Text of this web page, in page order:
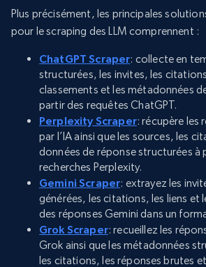
Plus précisément, les principales
pour le scraping des LLM comprennent :
ChatGPT Scraper: collecte en
structurées, les invites, les
classements et les métadonnées
partir des requêtes ChatGPT.
Perplexity Scraper: récupère les
par l’IA ainsi que les sources, les
données de réponse structurées à
recherches Perplexity.
Gemini Scraper: extrayez les
générées, les citations, les liens et
des réponses Gemini dans un
Grok Scraper: recueillez les
Grok ainsi que les métadonnées
les citations, les réponses brutes